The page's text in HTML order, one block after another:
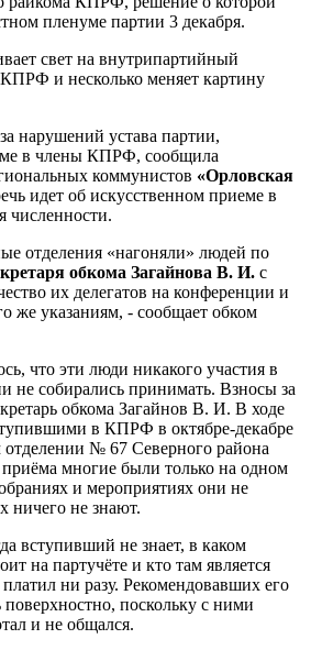
пленуме партии 3 декабря.
свет на внутрипартийный
и несколько меняет картину
нарушений устава партии,
в члены КПРФ, сообщила
коммунистов «Орловская
идет об искусственном приеме в
численности.
отделения «нагоняли» людей по
обкома Загайнова В. И. с
их делегатов на конференции и
же указаниям, - сообщает обком
что эти люди никакого участия в
не собирались принимать. Взносы за
обкома Загайнов В. И. В ходе
в КПРФ в октябре-декабре
отделении № 67 Северного района
многие были только на одном
и мероприятиях они не
ничего не знают.
вступивший не знает, в каком
на партучёте и кто там является
ни разу. Рекомендовавших его
поверхностно, поскольку с ними
и не общался.